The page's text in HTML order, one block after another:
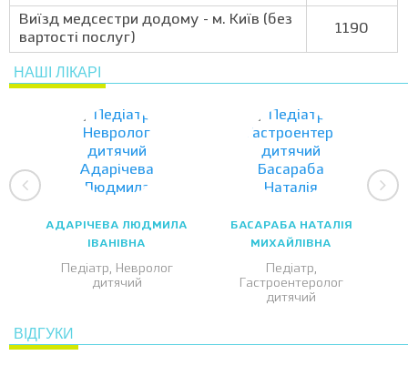
Виїзд медсестри додому - м. Київ (без
вартості послуг)
1190
НАШІ ЛІКАРІ
АДАРІЧЕВА ЛЮДМИЛА
ІВАНІВНА
Педіатр, Невролог
дитячий
БАСАРАБА НАТАЛІЯ
МИХАЙЛІВНА
Педіатр,
Гастроентеролог
дитячий
ВІДГУКИ